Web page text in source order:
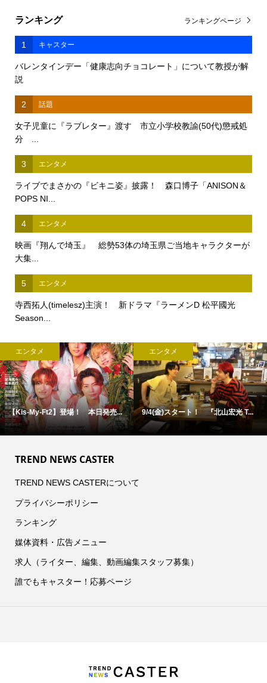
ランキング
1 キャスター
バレンタインデー「健康志向チョコレート」について教授が解
説
2 話題
女子児童に『ラブレター』渡す 市立小学校教諭(50代)懲戒処
分 ...
3 エンタメ
ライブでまさかの『ビキニ姿』披露！ 森口博子「ANISON＆
POPS NI...
4 エンタメ
映画『翔んで埼玉』 総勢53体の埼玉県ご当地キャラクターが
大集...
5 エンタメ
寺西拓人(timelesz)主演！ 新ドラマ『ラーメンD 松平國光
Season...
ランキングページ
エンタメ
【Kis-My-Ft2】登場！ 本日発売...
エンタメ
9/4(金)スタート！ 『北山宏光 T...
TREND NEWS CASTER
TREND NEWS CASTERについて
プライバシーポリシー
ランキング
媒体資料・広告メニュー
求人（ライター、編集、動画編集スタッフ募集）
誰でもキャスター！応募ページ